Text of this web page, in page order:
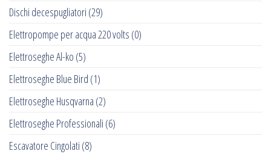
Dischi decespugliatori (29)
Elettropompe per acqua 220 volts (0)
Elettroseghe Al-ko (5)
Elettroseghe Blue Bird (1)
Elettroseghe Husqvarna (2)
Elettroseghe Professionali (6)
Escavatore Cingolati (8)